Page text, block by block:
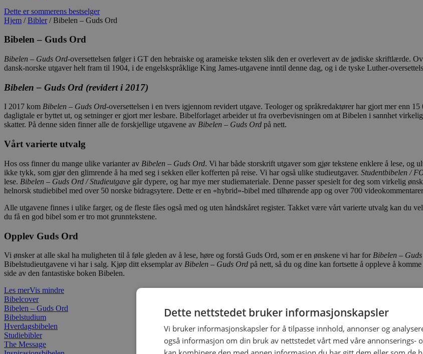
Dette er sommerens bestselger
Hjem /Bibler/ Bibelen – Guds Ord
Bibelen – Guds Ord
Bibelen – Guds Ord-oversettelsen følger i GT den hebraiske og arameiske teksten slik den er overlevert av de jødiske skriftlærde.
dansk-norske utgaver helt fram til 1904, i de engelskspråklige King James-utgavene inntil denne dag, og i de tyske Luther-
Bibelen – Guds Ord (revidert i 2017)
I 2017 kom Bibelen – Guds Ord-oversettelsen i en tvers igjennom revidert utgave. Teologer og språkredaktører har gjort mer enn
dagligtale er byttet ut, og setninger er gjort mer lesbare. Bibelforlaget arbeider ut fra overbevisningen om at Bibelen i sannhet
skatter. På denne siden finner alle de forskjellige utgavene av Bibelen – Guds Ord på nett.
Vårt varierte utvalg
Hos oss finner du mange ulike varianter av Bibelen – Guds Ord. Vi har både storskrift utgaver som gjør tekstene enklere å lese, og
ikke tykk, som gjør den glimrende å ha med seg i sekken eller kofferten på reise. Vi har også ulike studieutgaver. Studentbibelen /
lese. Bibelen – Guds Ord / Studieutgave går dypere, og har mye mer studiemateriale. Denne passer spesielt for deg som virkelig
helnorsk studiebibel med over 50 norske bidragsytere. Dette er en «hybrid»-bibel med tilhørende app og over 700
Alle utgavene finnes i ulike farger, og de fleste fåes også med og uten håndskåret register. Takket være vårt varierte utvalg kan du
du få en god bibel som er tro mot grunntekstene.
Opplev Guds Ord
Vi ønsker at alle skal ha muligheten til å føle gleden av å lese, høre og forstå Guds Ord, som er en ønskene vi har for Bibelen –
Bibelstudieutgavene vi har i salg. Kjøp ditt eksemplar av Bibelen – Guds Ord på nett, så du og dine kan fortsette å oppleve å
side av den fantastiske boken Bibelen.
Les merVis mindre
Bibelcover
Bibelen – Guds Ord
Bibelstudium
Hverdagsbibelen
Studiebibler
The Message
Dette nettstedet bruker informasjonskapsler
Vi bruker informasjonskapsler for å tilpasse innhold, annonser og
også informasjon om din bruk av nettstedet vårt med våre annonserings-